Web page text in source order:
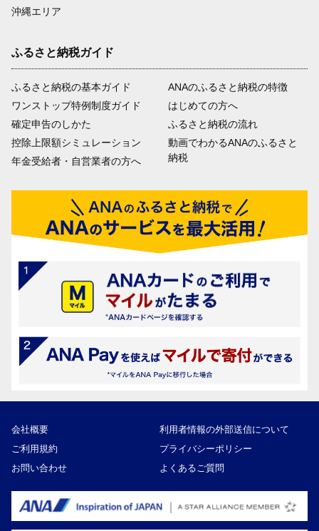
沖縄エリア
ふるさと納税ガイド
ふるさと納税の基本ガイド
ワンストップ特例制度ガイド
確定申告のしかた
控除上限額シミュレーション
年金受給者・自営業者の方へ
ANAのふるさと納税の特徴
はじめての方へ
ふるさと納税の流れ
動画でわかるANAのふるさと
納税
会社概要
利用者情報の外部送信について
ご利用規約
プライバシーポリシー
お問い合わせ
よくあるご質問